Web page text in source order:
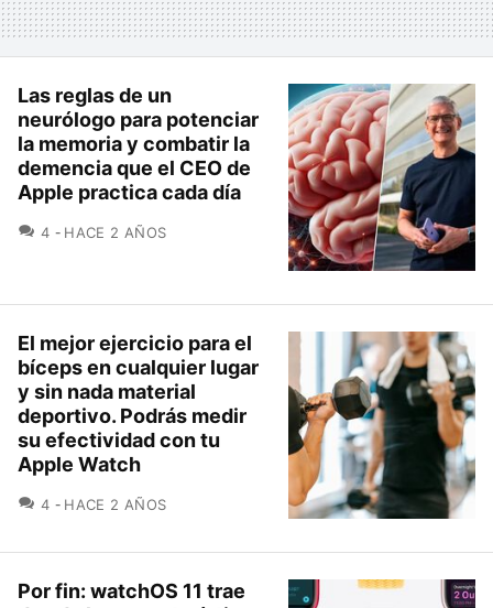
Las reglas de un
neurólogo para potenciar
la memoria y combatir la
demencia que el CEO de
Apple practica cada día
4 COMENTARIOS
HACE 2 AÑOS
El mejor ejercicio para el
bíceps en cualquier lugar
y sin nada material
deportivo. Podrás medir
su efectividad con tu
Apple Watch
4 COMENTARIOS
HACE 2 AÑOS
Por fin: watchOS 11 trae